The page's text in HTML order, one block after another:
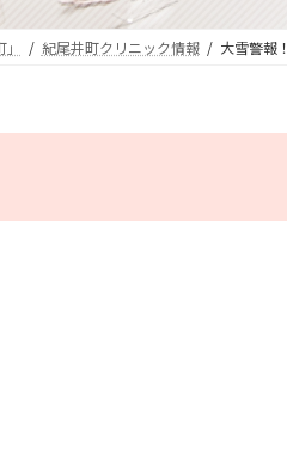
紀尾井町クリニック情報 大雪警報！